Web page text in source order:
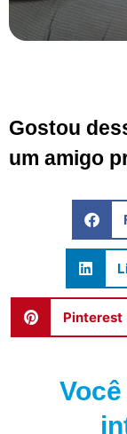
Gostou
um amigo
Pinterest